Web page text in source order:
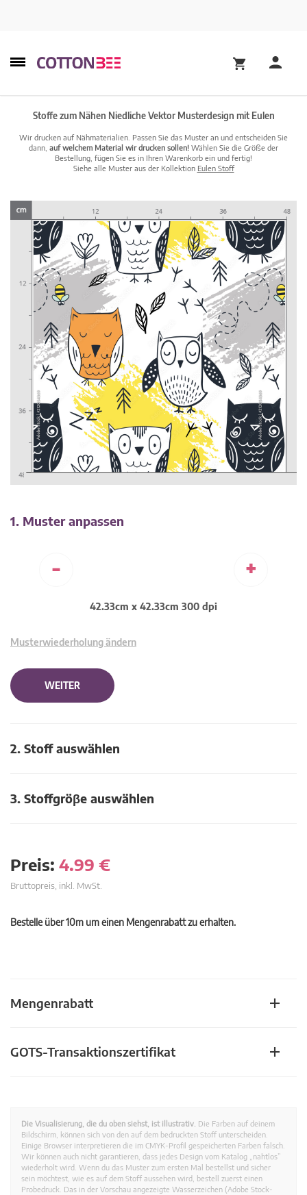
Stoffe zum Nähen Niedliche Vektor Musterdesign mit Eulen
Wir drucken auf Nähmaterialien. Passen Sie das Muster an und entscheiden Sie
dann, auf welchem Material wir drucken sollen! Wählen Sie die Größe der
Bestellung, fügen Sie es in Ihren Warenkorb ein und fertig!
Siehe alle Muster aus der Kollektion Eulen Stoff
1. Muster anpassen
- +
42.33cm x 42.33cm 300 dpi
Musterwiederholung ändern
WEITER
2. Stoff auswählen
3. Stoffgröβe auswählen
Preis: 4.99 €
Bruttopreis, inkl. MwSt.
Bestelle über 10m um einen Mengenrabatt zu erhalten.
Mengenrabatt
GOTS-Transaktionszertifikat
Die Visualisierung, die du oben siehst, ist illustrativ. Die Farben auf deinem
Bildschirm, können sich von den auf dem bedruckten Stoff unterscheiden.
Einige Browser interpretieren die im CMYK-Profil gespeicherten Farben falsch.
Wir können auch nicht garantieren, dass jedes Design vom Katalog „nahtlos”
wiederholt wird. Wenn du das Muster zum ersten Mal bestellst und sicher
sein möchtest, wie es auf dem Stoff aussehen wird, bestell zuerst einen
Probedruck. Das in der Vorschau angezeigte Wasserzeichen (Adobe Stock-